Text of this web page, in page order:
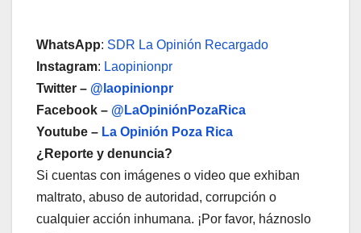
WhatsApp: SDR La Opinión Recargado
Instagram: Laopinionpr
Twitter – @laopinionpr
Facebook – @LaOpiniónPozaRica
Youtube – La Opinión Poza Rica
¿Reporte y denuncia?
Si cuentas con imágenes o video que exhiban
maltrato, abuso de autoridad, corrupción o
cualquier acción inhumana. ¡Por favor, háznoslo